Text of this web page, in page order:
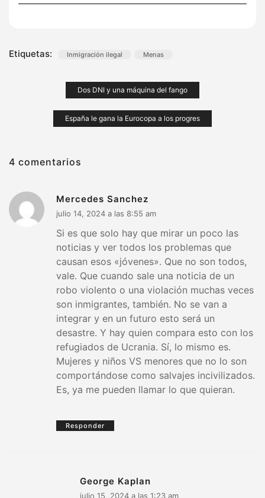
Etiquetas: Inmigración ilegal Menas
NavegaciónDos DNI y una máquina del fango
España le gana la Eurocopa a los progres
4 comentarios
Mercedes Sanchez
julio 14, 2024 a las 8:55 am
Si es que solo hay que mirar un poco las
noticias y ver todos los problemas que
causan esos «jóvenes». Que no son todos,
vale. Que cuando sale una noticia de un
robo violento o una violación muchas veces
son inmigrantes, también. No se van a
integrar y en un futuro esto será un
desastre. Y hay quien compara esto con los
refugiados de Ucrania. Sí, lo mismo es.
Mujeres y niños VS menores que no lo son
comportándose como salvajes incivilizados.
Es, ya me pueden llamar lo que quieran.
Responder
George Kaplan
julio 15, 2024 a las 1:23 am